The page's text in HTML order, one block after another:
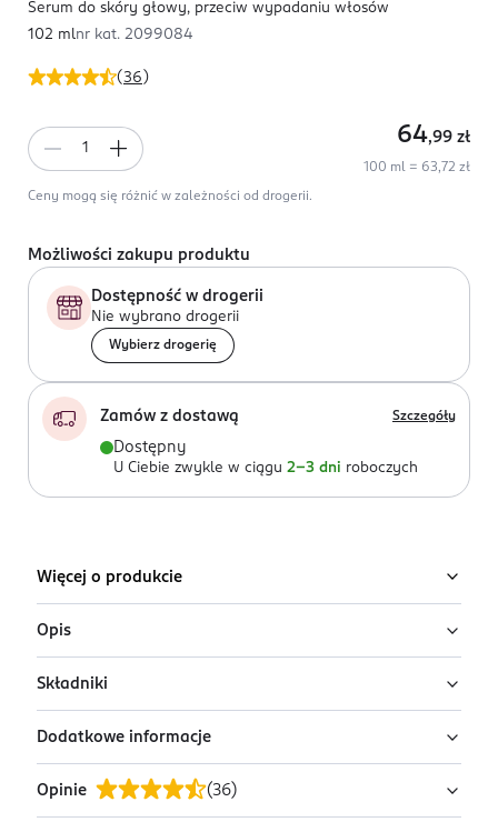
(36 )
Serum do skóry głowy, przeciw wypadaniu włosów
102 mlnr kat. 2099084
64,99 zł
100 ml = 63,72 zł
Ceny mogą się różnić w zależności od drogerii.
Możliwości zakupu produktu
Dostępność w drogerii
Nie wybrano drogerii
Wybierz drogerię
Zamów z dostawą Szczegóły
Dostępny
U Ciebie zwykle w ciągu 2-3 dni roboczych
Więcej o produkcie
Opis
Serum do włosów wypadających Elseve Growth Booster
z lekką formułą wzbogaconą kompleksem
wzmacniającym z Aminexil-R™, który wzmacnia włókna
włosów i ogranicza wypadanie*, przedłużając cykl
życia włosa.
Składniki
Ingredients: Aqua / Water, Alcohol Denat. Niacinamide,
Propylene Glycol, Diaminopyrimidine Oxide, Lactic Acid,
PEG-40 Hydrogenated Castor Oil, Aminomethyl
Dodatkowe informacje
PRZYGOTOWANIE I STOSOWANIE
Opinie (36)